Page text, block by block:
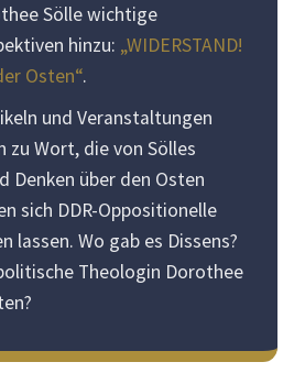
Sölle wichtige
hinzu: „WIDERSTAND!
Osten“.
und Veranstaltungen
zu Wort, die von Sölles
Denken über den Osten
sich DDR-Oppositionelle
lassen. Wo gab es Dissens?
Theologin Dorothee